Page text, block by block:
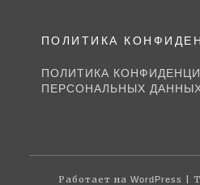
ПОЛИТИКА
ПОЛИТИКА
ПЕРСОНАЛЬНЫХ
Работает на WordPress |